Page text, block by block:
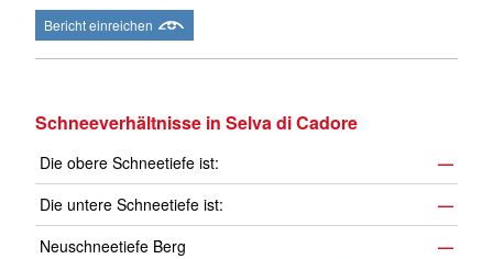
Bericht einreichen
Schneeverhältnisse in Selva di Cadore
Die obere Schneetiefe ist:
—
Die untere Schneetiefe ist:
—
Neuschneetiefe Berg
—